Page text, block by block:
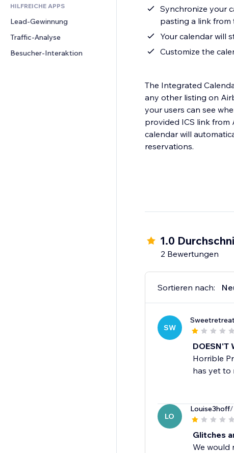
Wetter
Diagramme & Tabellen
CRM
HILFREICHE APPS
Lead-Gewinnung
Traffic-Analyse
Besucher-Interaktion
Synchronize your
pasting a link from
Your calendar will
Customize the
The Integrated
any other listing on
your users can see
provided ICS link from
calendar will
reservations.
1.0
2 Bewertungen
Sortieren nach:
SW
DOESN'T
Horrible
has yet to
LO
Louise3hoff/
Glitches
We would